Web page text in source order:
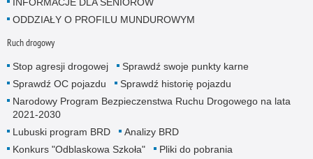
INFORMACJE DLA SENIORÓW
ODDZIAŁY O PROFILU MUNDUROWYM
Ruch drogowy
Stop agresji drogowej
Sprawdź swoje punkty karne
Sprawdź OC pojazdu
Sprawdź historię pojazdu
Narodowy Program Bezpieczenstwa Ruchu Drogowego na lata
2021-2030
Lubuski program BRD
Analizy BRD
Konkurs "Odblaskowa Szkoła"
Pliki do pobrania